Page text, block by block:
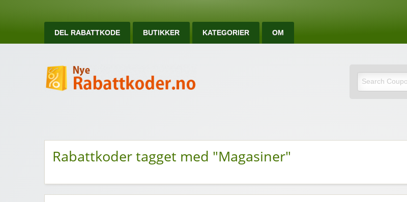
DEL RABATTKODE BUTIKKER KATEGORIER OM
Nye rabattkoder
Rabattkoder tagget med "Magasiner"